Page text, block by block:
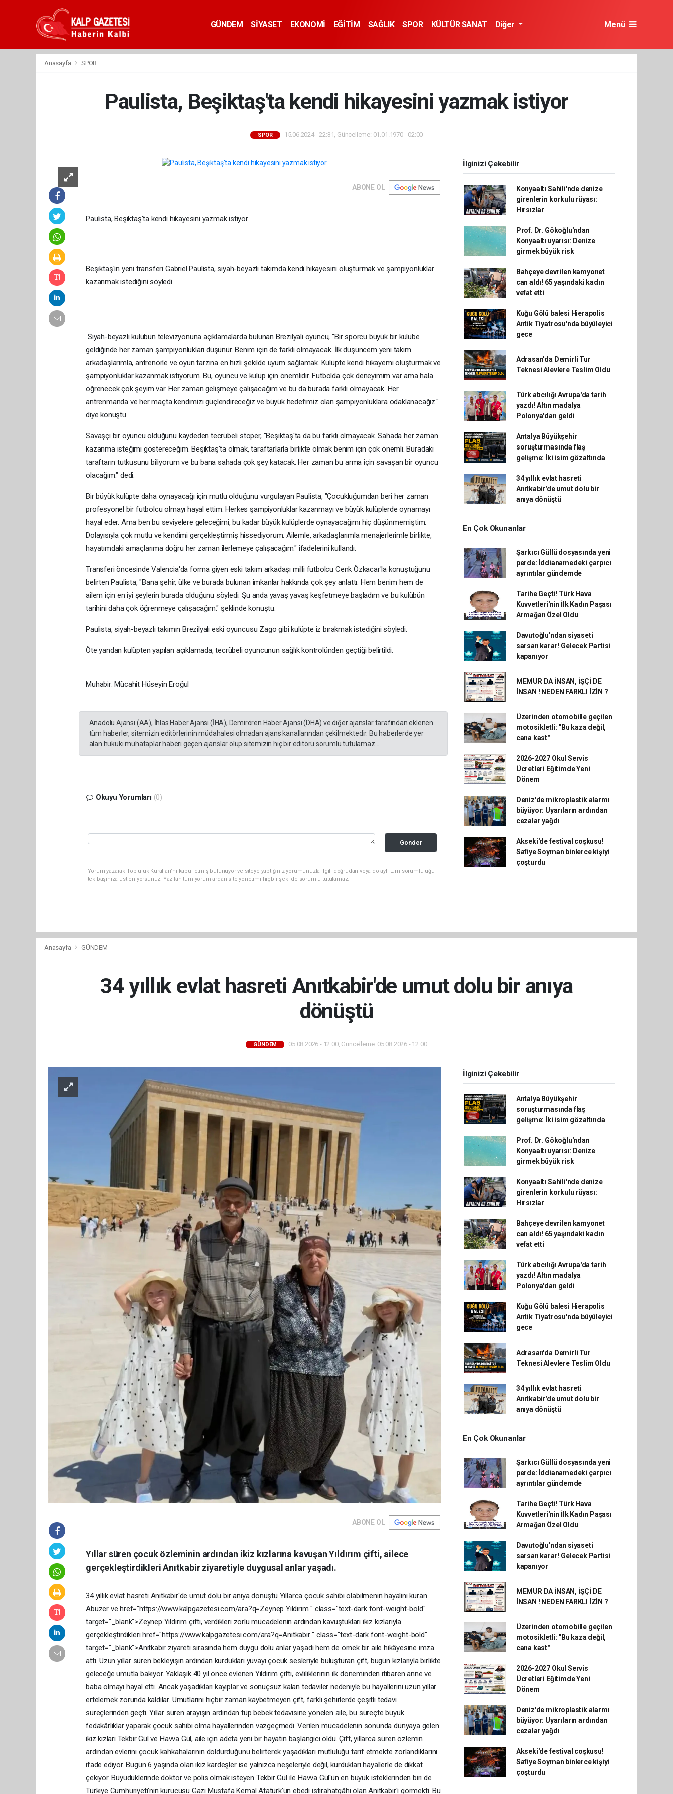
GÜNDEM SİYASET EKONOMİ EĞİTİM SAĞLIK SPOR KÜLTÜR SANAT Diğer Menü
Anasayfa SPOR
Paulista, Beşiktaş'ta kendi hikayesini yazmak istiyor
SPOR 15.06.2024 - 22:31, Güncelleme: 01.01.1970 - 02:00
ABONE OL
Paulista, Beşiktaş'ta kendi hikayesini yazmak istiyor
Beşiktaş'ın yeni transferi Gabriel Paulista, siyah-beyazlı takımda kendi hikayesini oluşturmak ve şampiyonluklar
kazanmak istediğini söyledi.
Siyah-beyazlı kulübün televizyonuna açıklamalarda bulunan Brezilyalı oyuncu, "Bir sporcu büyük bir kulübe
geldiğinde her zaman şampiyonlukları düşünür. Benim için de farklı olmayacak. İlk düşüncem yeni takım
arkadaşlarımla, antrenörle ve oyun tarzına en hızlı şekilde uyum sağlamak. Kulüpte kendi hikayemi oluşturmak ve
şampiyonluklar kazanmak istiyorum. Bu, oyuncu ve kulüp için önemlidir. Futbolda çok deneyimim var ama hala
öğrenecek çok şeyim var. Her zaman gelişmeye çalışacağım ve bu da burada farklı olmayacak. Her
antrenmanda ve her maçta kendimizi güçlendireceğiz ve büyük hedefimiz olan şampiyonluklara odaklanacağız."
diye konuştu.
Savaşçı bir oyuncu olduğunu kaydeden tecrübeli stoper, "Beşiktaş'ta da bu farklı olmayacak. Sahada her zaman
kazanma isteğimi göstereceğim. Beşiktaş'ta olmak, taraftarlarla birlikte olmak benim için çok önemli. Buradaki
taraftarın tutkusunu biliyorum ve bu bana sahada çok şey katacak. Her zaman bu arma için savaşan bir oyuncu
olacağım." dedi.
Bir büyük kulüpte daha oynayacağı için mutlu olduğunu vurgulayan Paulista, "Çocukluğumdan beri her zaman
profesyonel bir futbolcu olmayı hayal ettim. Herkes şampiyonluklar kazanmayı ve büyük kulüplerde oynamayı
hayal eder. Ama ben bu seviyelere geleceğimi, bu kadar büyük kulüplerde oynayacağımı hiç düşünmemiştim.
Dolayısıyla çok mutlu ve kendimi gerçekleştirmiş hissediyorum. Ailemle, arkadaşlarımla menajerlerimle birlikte,
hayatımdaki amaçlarıma doğru her zaman ilerlemeye çalışacağım." ifadelerini kullandı.
Transferi öncesinde Valencia'da forma giyen eski takım arkadaşı milli futbolcu Cenk Özkacar'la konuştuğunu
belirten Paulista, "Bana şehir, ülke ve burada bulunan imkanlar hakkında çok şey anlattı. Hem benim hem de
ailem için en iyi şeylerin burada olduğunu söyledi. Şu anda yavaş yavaş keşfetmeye başladım ve bu kulübün
tarihini daha çok öğrenmeye çalışacağım." şeklinde konuştu.
Paulista, siyah-beyazlı takımın Brezilyalı eski oyuncusu Zago gibi kulüpte iz bırakmak istediğini söyledi.
Öte yandan kulüpten yapılan açıklamada, tecrübeli oyuncunun sağlık kontrolünden geçtiği belirtildi.
Muhabir: Mücahit Hüseyin Eroğul
Anadolu Ajansı (AA), İhlas Haber Ajansı (İHA), Demirören Haber Ajansı (DHA) ve diğer ajanslar tarafından eklenen
tüm haberler, sitemizin editörlerinin müdahalesi olmadan ajans kanallarından çekilmektedir. Bu haberlerde yer
alan hukuki muhataplar haberi geçen ajanslar olup sitemizin hiç bir editörü sorumlu tutulamaz...
Okuyu Yorumları (0)
Gonder
Yorum yazarak Topluluk Kuralları’nı kabul etmiş bulunuyor ve siteye yaptığınız yorumunuzla ilgili doğrudan veya dolaylı tüm sorumluluğu
tek başınıza üstleniyorsunuz. Yazılan tüm yorumlardan site yönetimi hiçbir şekilde sorumlu tutulamaz.
İlginizi Çekebilir
Konyaaltı Sahili'nde denize
girenlerin korkulu rüyası:
Hırsızlar
Prof. Dr. Gökoğlu'ndan
Konyaaltı uyarısı: Denize
girmek büyük risk
Bahçeye devrilen kamyonet
can aldı! 65 yaşındaki kadın
vefat etti
Kuğu Gölü balesi Hierapolis
Antik Tiyatrosu'nda büyüleyici
gece
Adrasan'da Demirli Tur
Teknesi Alevlere Teslim Oldu
Türk atıcılığı Avrupa'da tarih
yazdı! Altın madalya
Polonya'dan geldi
Antalya Büyükşehir
soruşturmasında flaş
gelişme: İki isim gözaltında
34 yıllık evlat hasreti
Anıtkabir'de umut dolu bir
anıya dönüştü
En Çok Okunanlar
Şarkıcı Güllü dosyasında yeni
perde: İddianamedeki çarpıcı
ayrıntılar gündemde
Tarihe Geçti! Türk Hava
Kuvvetleri'nin İlk Kadın Paşası
Armağan Özel Oldu
Davutoğlu'ndan siyaseti
sarsan karar! Gelecek Partisi
kapanıyor
MEMUR DA İNSAN, İŞÇİ DE
İNSAN ! NEDEN FARKLI İZİN ?
Üzerinden otomobille geçilen
motosikletli: "Bu kaza değil,
cana kast"
2026-2027 Okul Servis
Ücretleri Eğitimde Yeni
Dönem
Deniz'de mikroplastik alarmı
büyüyor: Uyarıların ardından
cezalar yağdı
Akseki'de festival coşkusu!
Safiye Soyman binlerce kişiyi
çoşturdu
Anasayfa GÜNDEM
34 yıllık evlat hasreti Anıtkabir'de umut dolu bir anıya
dönüştü
GÜNDEM 05.08.2026 - 12:00, Güncelleme: 05.08.2026 - 12:00
ABONE OL
Yıllar süren çocuk özleminin ardından ikiz kızlarına kavuşan Yıldırım çifti, ailece
gerçekleştirdikleri Anıtkabir ziyaretiyle duygusal anlar yaşadı.
34yıllıkevlat hasreti Anıtkabir'deumutdolu biranıyadönüştü Yıllarca çocuk sahibiolabilmenin hayalini kuran
Abuzer ve href="https://www.kalpgazetesi.com/ara?q=Zeynep Yıldırım" class="text-dark font-weight-bold"
target="_blank">Zeynep Yıldırım çifti, verdikleri zorlumücadeleninardından kavuştukları ikiz kızlarıyla
gerçekleştirdikleri href="https://www.kalpgazetesi.com/ara?q=Anıtkabir"class="text-dark font-weight-bold"
target="_blank">Anıtkabir ziyaretisırasında hem duygu dolu anlaryaşadı hemde örnek bir aile hikâyesine imza
attı. Uzun yıllar süren bekleyişinardından kurdukları yuvayıçocuksesleriyle buluşturan çift, bugün kızlarıyla birlikte
geleceğeumutla bakıyor.Yaklaşık 40yılönceevlenen Yıldırımçifti, evliliklerinin ilkdöneminden itibarenanneve
babaolmayı hayal etti. Ancakyaşadıkları kayıplarve sonuçsuz kalan tedavilernedeniyle bu hayalleriniuzunyıllar
ertelemek zorunda kaldılar. Umutlarını hiçbir zaman kaybetmeyen çift, farklışehirlerdeçeşitli tedavi
süreçlerindengeçti.Yıllar süren arayışın ardındantüp bebektedavisineyönelen aile, bu süreçte büyük
fedakârlıklaryaparak çocuk sahibiolma hayallerinden vazgeçmedi.Verilen mücadelenin sonundadünyaya gelen
ikiz kızları TekbirGülve Havva Gül, aile için adeta yeni bir hayatın başlangıcıoldu.Çift,yıllarcasürenözlemin
ardındanevlerini çocuk kahkahalarının doldurduğunu belirterekyaşadıkları mutluluğu tarif etmekte zorlandıklarını
ifade ediyor. Bugün6 yaşındaolanikiz kardeşler ise yalnızcaneşeleriyle değil, kurdukları hayallerlede dikkat
çekiyor. Büyüdüklerindedoktorve polisolmakisteyen TekbirGül ile Havva Gül'ünen büyük isteklerinden biride
Türkiye Cumhuriyeti'nin kurucusu Gazi Mustafa KemalAtatürk'ünebedi istirahatgâhıolanAnıtkabir'i görmekti. Bu
İlginizi Çekebilir
Antalya Büyükşehir
soruşturmasında flaş
gelişme: İki isim gözaltında
Prof. Dr. Gökoğlu'ndan
Konyaaltı uyarısı: Denize
girmek büyük risk
Konyaaltı Sahili'nde denize
girenlerin korkulu rüyası:
Hırsızlar
Bahçeye devrilen kamyonet
can aldı! 65 yaşındaki kadın
vefat etti
Türk atıcılığı Avrupa'da tarih
yazdı! Altın madalya
Polonya'dan geldi
Kuğu Gölü balesi Hierapolis
Antik Tiyatrosu'nda büyüleyici
gece
Adrasan'da Demirli Tur
Teknesi Alevlere Teslim Oldu
34 yıllık evlat hasreti
Anıtkabir'de umut dolu bir
anıya dönüştü
En Çok Okunanlar
Şarkıcı Güllü dosyasında yeni
perde: İddianamedeki çarpıcı
ayrıntılar gündemde
Tarihe Geçti! Türk Hava
Kuvvetleri'nin İlk Kadın Paşası
Armağan Özel Oldu
Davutoğlu'ndan siyaseti
sarsan karar! Gelecek Partisi
kapanıyor
MEMUR DA İNSAN, İŞÇİ DE
İNSAN ! NEDEN FARKLI İZİN ?
Üzerinden otomobille geçilen
motosikletli: "Bu kaza değil,
cana kast"
2026-2027 Okul Servis
Ücretleri Eğitimde Yeni
Dönem
Deniz'de mikroplastik alarmı
büyüyor: Uyarıların ardından
cezalar yağdı
Akseki'de festival coşkusu!
Safiye Soyman binlerce kişiyi
çoşturdu